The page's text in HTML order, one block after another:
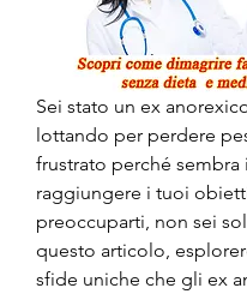
Sei stato un ex
lottando per perdere
frustrato perché
raggiungere i tuoi
preoccuparti, non sei
questo articolo,
sfide uniche che gli ex